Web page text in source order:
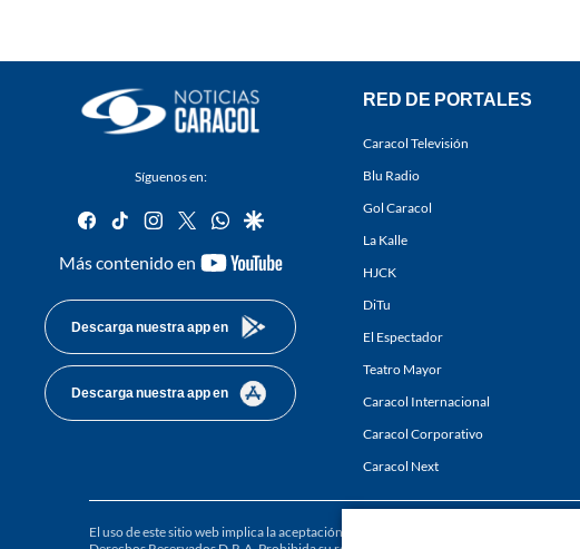
Síguenos en:
facebook
tiktok instagram
twitterwhatsapp
google
Más contenido en
youtube-
Descarga nuestra app en
Descarga nuestra app en
RED DE PORTALES
Caracol Televisión
Blu Radio
Gol Caracol
La Kalle
HJCK
DiTu
El Espectador
Teatro Mayor
Caracol Internacional
Caracol Corporativo
Caracol Next
El uso de este sitio web implica la aceptación de los